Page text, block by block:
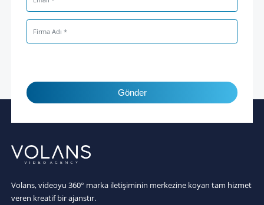
Gönder
Volans, videoyu 360° marka iletişiminin merkezine koyan tam hizmet
veren kreatif bir ajanstır.